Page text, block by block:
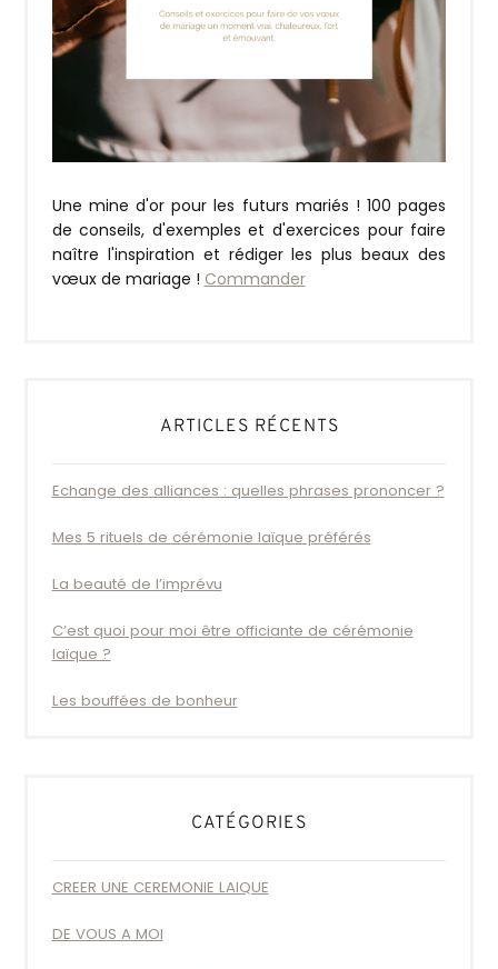
Une mine d'or pour les futurs mariés ! 100 pages
de conseils, d'exemples et d'exercices pour faire
naître l'inspiration et rédiger les plus beaux des
vœux de mariage ! Commander
ARTICLES RÉCENTS
Echange des alliances : quelles phrases prononcer ?
Mes 5 rituels de cérémonie laïque préférés
La beauté de l’imprévu
C’est quoi pour moi être officiante de cérémonie
laïque ?
Les bouffées de bonheur
CATÉGORIES
CREER UNE CEREMONIE LAIQUE
DE VOUS A MOI